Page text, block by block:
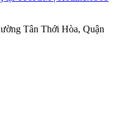
Tân Thới Hòa, Quận